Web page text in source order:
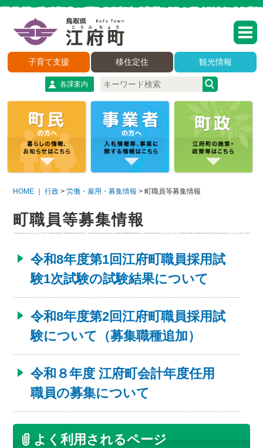
子育て支援 移住定住 観光情報
各課案内
HOME ｜行政 >労働・雇用・募集情報 >町職員等募集情報
町職員等募集情報
令和8年度第1回江府町職員採用試
験1次試験の試験結果について
令和8年度第2回江府町職員採用試
験について（募集職種追加）
令和８年度 江府町会計年度任用
職員の募集について
よく利用されるページ